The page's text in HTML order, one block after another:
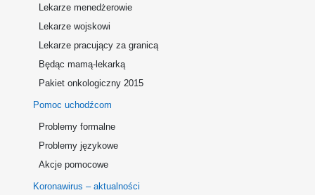
Lekarze menedżerowie
Lekarze wojskowi
Lekarze pracujący za granicą
Będąc mamą-lekarką
Pakiet onkologiczny 2015
Pomoc uchodźcom
Problemy formalne
Problemy językowe
Akcje pomocowe
Koronawirus – aktualności